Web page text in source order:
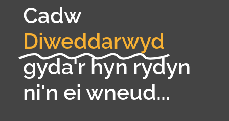
Cadw
Diweddarwyd
gyda'r hyn rydyn
ni'n ei wneud...